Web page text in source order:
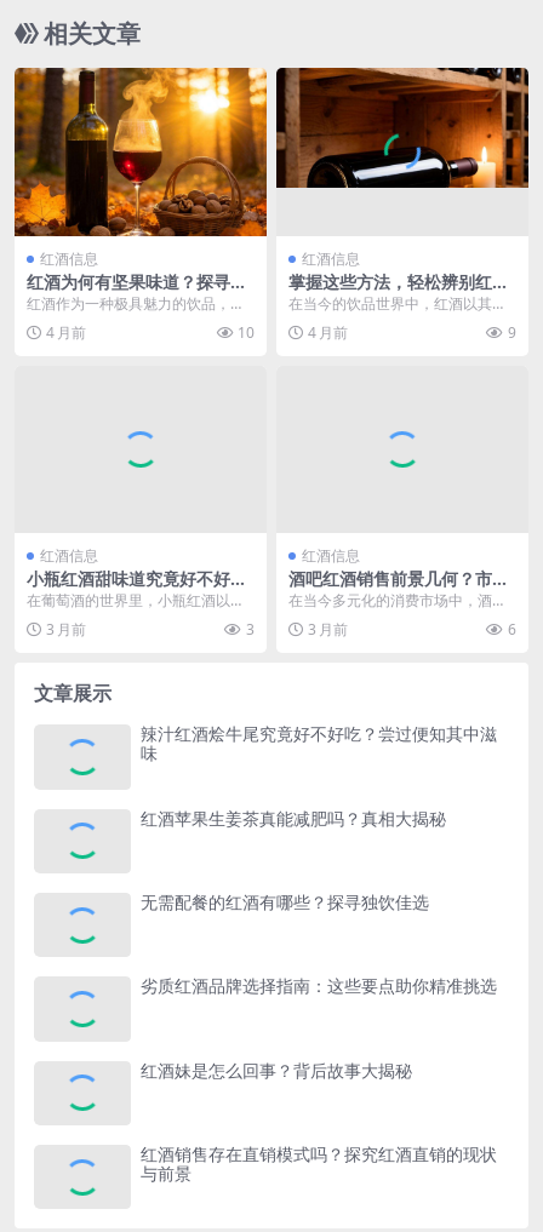
相关文章
红酒信息
红酒为何有坚果味道？探寻背
后的风味奥秘
红酒作为一种极具魅力的饮品，其
丰富的风味一直是人们津津乐道的
话题。在众多风味中，...
4 月前 10
红酒信息
掌握这些方法，轻松辨别红酒
牌子好坏
在当今的饮品世界中，红酒以其独
特的魅力和优雅的气质备受人们青
睐。无论是在浪漫的烛...
4 月前 9
红酒信息
小瓶红酒甜味道究竟好不好
喝？快来一探究竟！
在葡萄酒的世界里，小瓶红酒以其
独特的魅力吸引着众多爱好者。当
谈及小瓶红酒甜味道是...
3 月前 3
红酒信息
酒吧红酒销售前景几何？市场
现状与挑战深度剖析
在当今多元化的消费市场中，酒吧
作为社交与娱乐的重要场所，承载
着人们释放压力、享受...
3 月前 6
文章展示
辣汁红酒烩牛尾究竟好不好吃？尝过便知其中滋
味
红酒苹果生姜茶真能减肥吗？真相大揭秘
无需配餐的红酒有哪些？探寻独饮佳选
劣质红酒品牌选择指南：这些要点助你精准挑选
红酒妹是怎么回事？背后故事大揭秘
红酒销售存在直销模式吗？探究红酒直销的现状
与前景